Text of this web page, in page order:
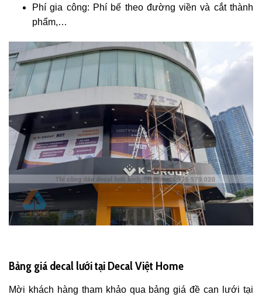
Phí gia công: Phí bế theo đường viền và cắt thành
phẩm,…
Bảng giá decal lưới tại Decal Việt Home
Mời khách hàng tham khảo qua bảng giá đề can lưới tại